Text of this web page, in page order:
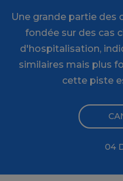
Une grande partie des
fondée sur des cas
d'hospitalisation,
similaires mais plus
cette piste
04